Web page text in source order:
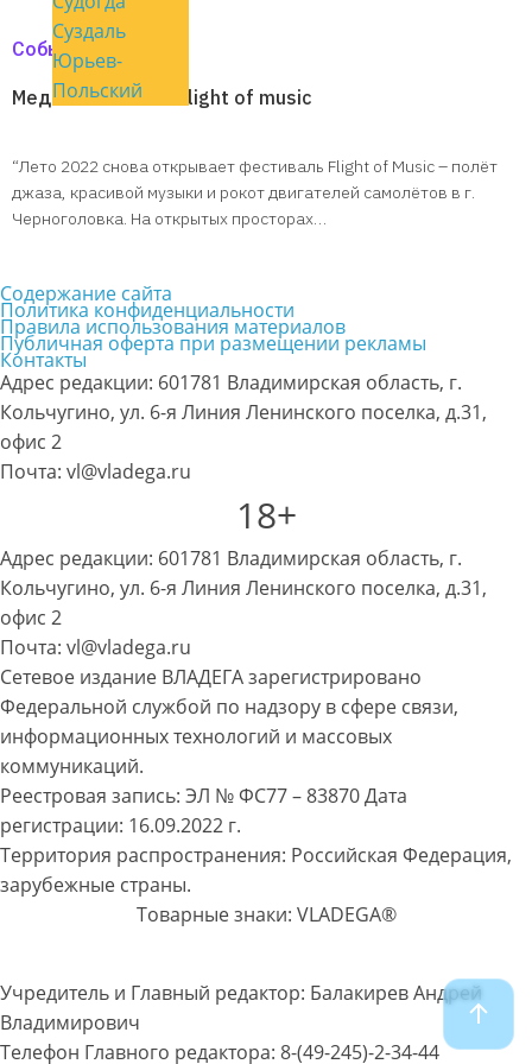
Суздаль
Юрьев-
Польский
События
Медовый Спас на Flight of music
“Лето 2022 снова открывает фестиваль Flight of Music – полёт
джаза, красивой музыки и рокот двигателей самолётов в г.
Черноголовка. На открытых просторах…
Содержание сайта
Политика конфиденциальности
Правила использования материалов
Публичная оферта при размещении рекламы
Контакты
Адрес редакции: 601781 Владимирская область, г.
Кольчугино, ул. 6-я Линия Ленинского поселка, д.31,
офис 2
Почта: vl@vladega.ru
18+
Адрес редакции: 601781 Владимирская область, г.
Кольчугино, ул. 6-я Линия Ленинского поселка, д.31,
офис 2
Почта: vl@vladega.ru
Сетевое издание ВЛАДЕГА зарегистрировано
Федеральной службой по надзору в сфере связи,
информационных технологий и массовых
коммуникаций.
Реестровая запись: ЭЛ № ФС77 – 83870 Дата
регистрации: 16.09.2022 г.
Территория распространения: Российская Федерация,
зарубежные страны.
Товарные знаки: VLADEGA®
Учредитель и Главный редактор: Балакирев Андрей
Владимирович
Телефон Главного редактора: 8-(49-245)-2-34-44